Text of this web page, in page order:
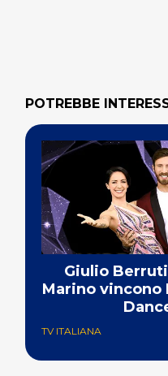
POTREBBE
Giulio
Marino vincono
TV ITALIANA